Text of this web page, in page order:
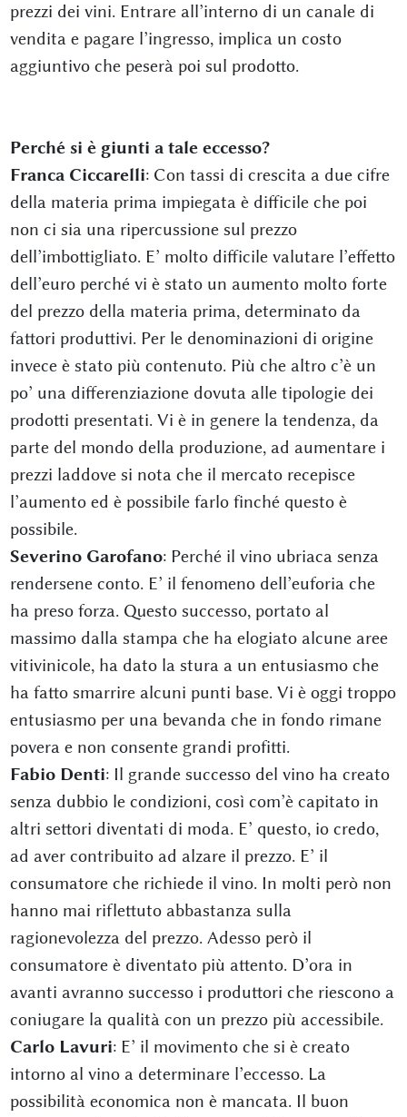
prezzi dei vini. Entrare all’interno di un canale di
vendita e pagare l’ingresso, implica un costo
aggiuntivo che peserà poi sul prodotto.
Perché si è giunti a tale eccesso?
Franca Ciccarelli: Con tassi di crescita a due cifre
della materia prima impiegata è difficile che poi
non ci sia una ripercussione sul prezzo
dell’imbottigliato. E’ molto difficile valutare l’effetto
dell’euro perché vi è stato un aumento molto forte
del prezzo della materia prima, determinato da
fattori produttivi. Per le denominazioni di origine
invece è stato più contenuto. Più che altro c’è un
po’ una differenziazione dovuta alle tipologie dei
prodotti presentati. Vi è in genere la tendenza, da
parte del mondo della produzione, ad aumentare i
prezzi laddove si nota che il mercato recepisce
l’aumento ed è possibile farlo finché questo è
possibile.
Severino Garofano: Perché il vino ubriaca senza
rendersene conto. E’ il fenomeno dell’euforia che
ha preso forza. Questo successo, portato al
massimo dalla stampa che ha elogiato alcune aree
vitivinicole, ha dato la stura a un entusiasmo che
ha fatto smarrire alcuni punti base. Vi è oggi troppo
entusiasmo per una bevanda che in fondo rimane
povera e non consente grandi profitti.
Fabio Denti: Il grande successo del vino ha creato
senza dubbio le condizioni, così com’è capitato in
altri settori diventati di moda. E’ questo, io credo,
ad aver contribuito ad alzare il prezzo. E’ il
consumatore che richiede il vino. In molti però non
hanno mai riflettuto abbastanza sulla
ragionevolezza del prezzo. Adesso però il
consumatore è diventato più attento. D’ora in
avanti avranno successo i produttori che riescono a
coniugare la qualità con un prezzo più accessibile.
Carlo Lavuri: E’ il movimento che si è creato
intorno al vino a determinare l’eccesso. La
possibilità economica non è mancata. Il buon